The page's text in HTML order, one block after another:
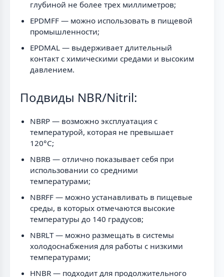
глубиной не более трех миллиметров;
EPDMFF — можно использовать в пищевой
промышленности;
EPDMAL — выдерживает длительный
контакт с химическими средами и высоким
давлением.
Подвиды NBR/Nitril:
NBRP — возможно эксплуатация с
температурой, которая не превышает
120°C;
NBRB — отлично показывает себя при
использовании со средними
температурами;
NBRFF — можно устанавливать в пищевые
среды, в которых отмечаются высокие
температуры до 140 градусов;
NBRLT — можно размещать в системы
холодоснабжения для работы с низкими
температурами;
HNBR — подходит для продолжительного